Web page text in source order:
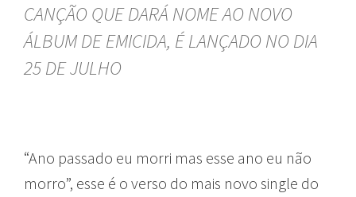
CANÇÃO QUE DARÁ NOME AO NOVO
ÁLBUM DE EMICIDA, É LANÇADO NO DIA
25 DE JULHO
“Ano passado eu morri mas esse ano eu não
morro”, esse é o verso do mais novo single do